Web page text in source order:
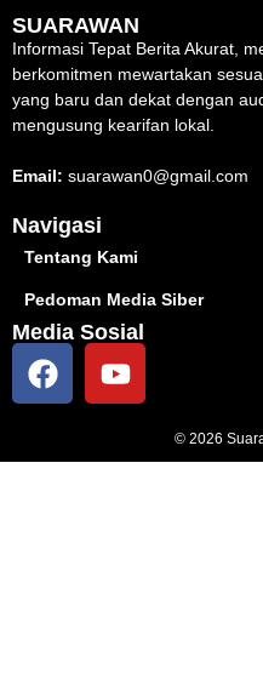
SUARAWAN
Informasi Tepat Berita Akurat,
berkomitmen mewartakan
yang baru dan dekat dengan
mengusung kearifan lokal.
Email: suarawan0@gmail.com
Navigasi
Tentang Kami
Pedoman Media Siber
Media Sosial
© 2026